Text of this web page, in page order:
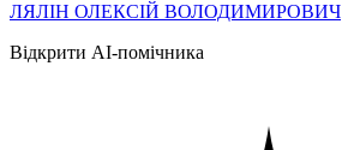
ЛЯЛІН ОЛЕКСІЙ ВОЛОДИМИРОВИЧ
Відкрити AI-помічника